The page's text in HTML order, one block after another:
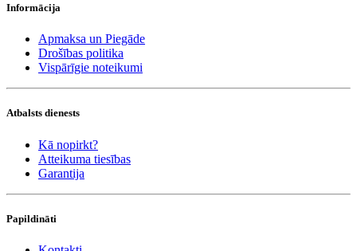
Informācija
Apmaksa un Piegāde
Drošības politika
Vispārīgie noteikumi
Atbalsts dienests
Kā nopirkt?
Atteikuma tiesības
Garantija
Papildināti